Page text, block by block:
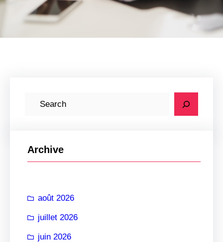
h
e
Archive
août 2026
juillet 2026
juin 2026